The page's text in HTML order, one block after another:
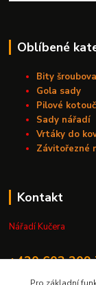
Oblíbené
Bity
Gola sady
Pilové
Sady nářadí
Vrtáky do
Závitořezné
Kontakt
Nářadí Kučera
+420 603 209